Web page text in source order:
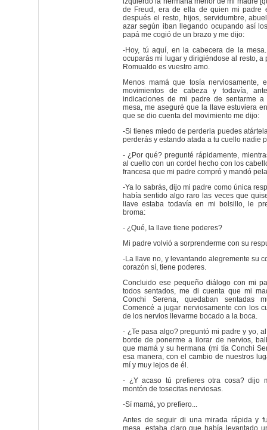
de Freud, era de ella de quien mi padre
después el resto, hijos, servidumbre,
azar según iban llegando ocupando así
papá me cogió de un brazo y me dijo:
-Hoy, tú aquí, en la cabecera de la
ocuparás mi lugar y dirigiéndose al resto, a
Romualdo es vuestro amo.
Menos mamá que tosía nerviosamente,
movimientos de cabeza y todavía,
indicaciones de mi padre de sentarme
mesa, me aseguré que la llave estuviera
que se dio cuenta del movimiento me dijo:
-Si tienes miedo de perderla puedes
perderás y estando atada a tu cuello nadie
- ¿Por qué? pregunté rápidamente,
al cuello con un cordel hecho con los
francesa que mi padre compró y mandó
-Ya lo sabrás, dijo mi padre como única
había sentido algo raro las veces que
llave estaba todavía en mi bolsillo, le
broma:
- ¿Qué, la llave tiene poderes?
Mi padre volvió a sorprenderme con su
-La llave no, y levantando alegremente su
corazón sí, tiene poderes.
Concluido ese pequeño diálogo con mi
todos sentados, me di cuenta que mi
Conchi Serena, quedaban sentadas
Comencé a jugar nerviosamente con los
de los nervios llevarme bocado a la boca.
- ¿Te pasa algo? preguntó mi padre y yo,
borde de ponerme a llorar de nervios,
que mamá y su hermana (mi tía Conchi
esa manera, con el cambio de nuestros
mí y muy lejos de él.
- ¿Y acaso tú prefieres otra cosa? dijo
montón de tosecitas nerviosas.
-Sí mamá, yo prefiero...
Antes de seguir di una mirada rápida y
mesa, estaba claro que había levantado